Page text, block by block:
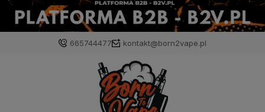
665744477 kontakt@born2vape.pl